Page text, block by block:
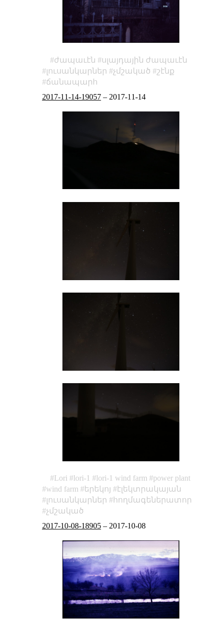
ժապաւէն
սլայդային ժապաւէն
լուսանկարներ
չմշակած
շէնք
ճանապարհ
2017-11-14-19057– 2017-11-14
Lori lori-1 lori-1 wind farm
power plant
wind farm
երեկոյ
էլեկտրակայան
լուսանկարներ
հողմագեներատոր
չմշակած
2017-10-08-18905– 2017-10-08